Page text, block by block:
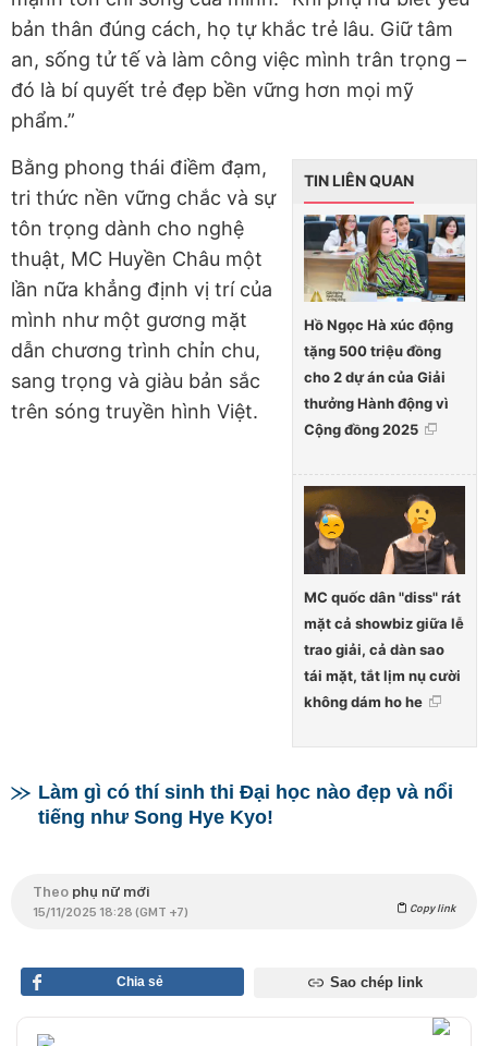
bản thân đúng cách, họ tự khắc trẻ lâu. Giữ tâm
an, sống tử tế và làm công việc mình trân trọng –
đó là bí quyết trẻ đẹp bền vững hơn mọi mỹ
phẩm.”
TIN LIÊN QUAN
Hồ Ngọc Hà xúc động
tặng 500 triệu đồng
cho 2 dự án của Giải
thưởng Hành động vì
Cộng đồng 2025
MC quốc dân "diss" rát
mặt cả showbiz giữa lễ
trao giải, cả dàn sao
tái mặt, tắt lịm nụ cười
không dám ho he
Bằng phong thái điềm đạm,
tri thức nền vững chắc và sự
tôn trọng dành cho nghệ
thuật, MC Huyền Châu một
lần nữa khẳng định vị trí của
mình như một gương mặt
dẫn chương trình chỉn chu,
sang trọng và giàu bản sắc
trên sóng truyền hình Việt.
Làm gì có thí sinh thi Đại học nào đẹp và nổi
tiếng như Song Hye Kyo!
Theo phụ nữ mới
15/11/2025 18:28 (GMT +7) Copy link
Chia sẻ Sao chép link